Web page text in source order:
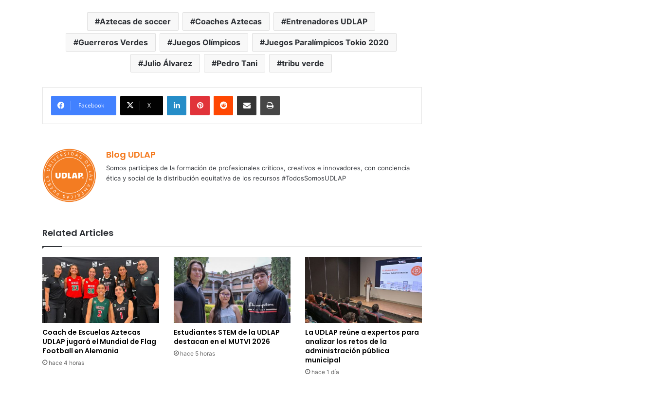
Aztecas de soccer Coaches Aztecas Entrenadores UDLAP
Guerreros Verdes Juegos Olímpicos Juegos Paralímpicos Tokio 2020
Julio Álvarez Pedro Tani tribu verde
Facebook X
LinkedInPinterestReddit Share via Email Print
Blog UDLAP
Somos partícipes de la formación de profesionales críticos, creativos e innovadores, con conciencia
ética y social de la distribución equitativa de los recursos #TodosSomosUDLAP
Related Articles
Coach de Escuelas Aztecas
UDLAP jugará el Mundial de Flag
Football en Alemania
hace 4 horas
Estudiantes STEM de la UDLAP
destacan en el MUTVI 2026
hace 5 horas
La UDLAP reúne a expertos para
analizar los retos de la
administración pública
municipal
hace 1 día